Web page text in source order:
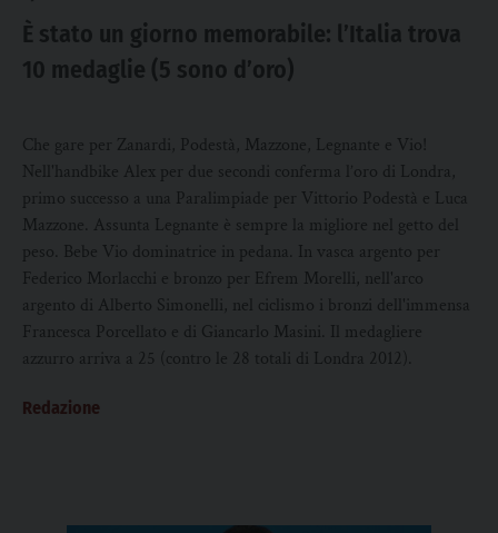
È stato un giorno memorabile: l’Italia trova
10 medaglie (5 sono d’oro)
Che gare per Zanardi, Podestà, Mazzone, Legnante e Vio!
Nell'handbike Alex per due secondi conferma l’oro di Londra,
primo successo a una Paralimpiade per Vittorio Podestà e Luca
Mazzone. Assunta Legnante è sempre la migliore nel getto del
peso. Bebe Vio dominatrice in pedana. In vasca argento per
Federico Morlacchi e bronzo per Efrem Morelli, nell'arco
argento di Alberto Simonelli, nel ciclismo i bronzi dell'immensa
Francesca Porcellato e di Giancarlo Masini. Il medagliere
azzurro arriva a 25 (contro le 28 totali di Londra 2012).
Redazione